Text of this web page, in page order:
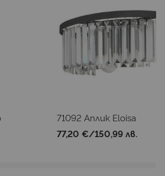
71092 Аплик Eloisa
77,20 €/150,99 лв.